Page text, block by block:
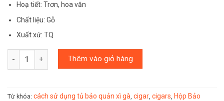
Hoạ tiết: Trơn, hoa văn
Chất liệu: Gỗ
Xuất xứ: TQ
Số lượng Thêm vào giỏ hàng
Từ khóa: cách sử dụng tủ bảo quản xì gà, cigar, cigars, Hộp Bảo